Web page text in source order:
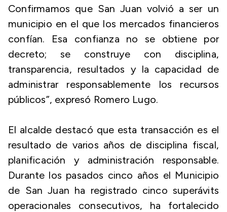
Confirmamos que San Juan volvió a ser un
municipio en el que los mercados financieros
confían. Esa confianza no se obtiene por
decreto; se construye con disciplina,
transparencia, resultados y la capacidad de
administrar responsablemente los recursos
públicos”, expresó Romero Lugo.
El alcalde destacó que esta transacción es el
resultado de varios años de disciplina fiscal,
planificación y administración responsable.
Durante los pasados cinco años el Municipio
de San Juan ha registrado cinco superávits
operacionales consecutivos, ha fortalecido